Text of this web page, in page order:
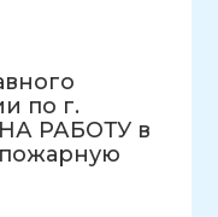
по г.
РАБОТУ в